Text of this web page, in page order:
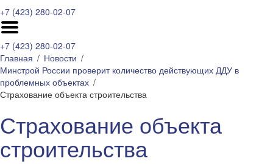
+7 (423) 280-02-07
+7 (423) 280-02-07
Главная
Новости
Минстрой России проверит количество действующих ДДУ в
проблемных объектах
Страхование объекта строительства
Страхование объекта
строительства